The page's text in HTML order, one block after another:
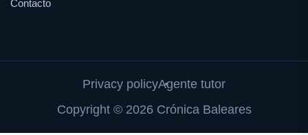
Contacto
Privacy policyAgente tutor
Copyright © 2026 Crónica Baleares